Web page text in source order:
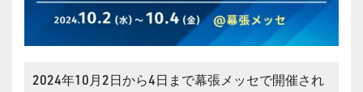
2024年10月2日から4日まで幕張メッセで開催され